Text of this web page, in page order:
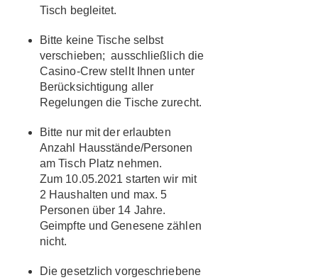
Tisch begleitet.
Bitte keine Tische selbst
verschieben; ausschließlich die
Casino-Crew stellt Ihnen unter
Berücksichtigung aller
Regelungen die Tische zurecht.
Bitte nur mit der erlaubten
Anzahl Hausstände/Personen
am Tisch Platz nehmen.
Zum 10.05.2021 starten wir mit
2 Haushalten und max. 5
Personen über 14 Jahre.
Geimpfte und Genesene zählen
nicht.
Die gesetzlich vorgeschriebene